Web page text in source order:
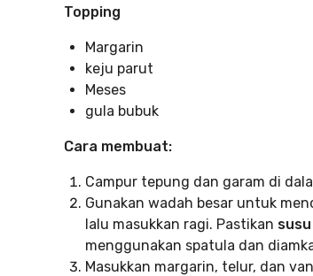
Topping
Margarin
keju parut
Meses
gula bubuk
Cara membuat:
Campur tepung dan garam di
Gunakan wadah besar untuk
lalu masukkan ragi. Pastikan
menggunakan spatula dan
Masukkan margarin, telur, dan